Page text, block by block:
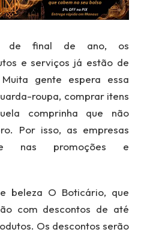
de final de ano, os
e serviços já estão de
gente espera essa
roupa, comprar itens
comprinha que não
Por isso, as empresas
nas promoções e
beleza O Boticário, que
com descontos de até
Os descontos serão